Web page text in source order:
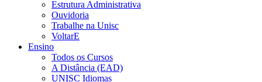
Estrutura Administrativa
Ouvidoria
Trabalhe na Unisc
VoltarE
Ensino
Todos os Cursos
A Distância (EAD)
UNISC Idiomas